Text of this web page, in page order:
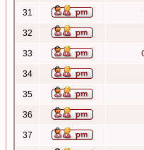
31
32
33
34
35
36
37